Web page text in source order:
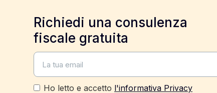
Richiedi una consulenza
fiscale gratuita
Ho letto e accetto l'informativa Privacy